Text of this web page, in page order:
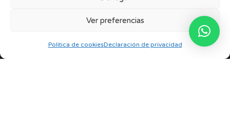
Ver preferencias
Política de cookiesDeclaración de privacidad
Política de Privacidad
Español